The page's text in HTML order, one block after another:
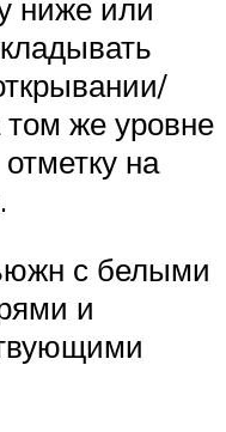
ниже или
же уровне
на
с белыми
и